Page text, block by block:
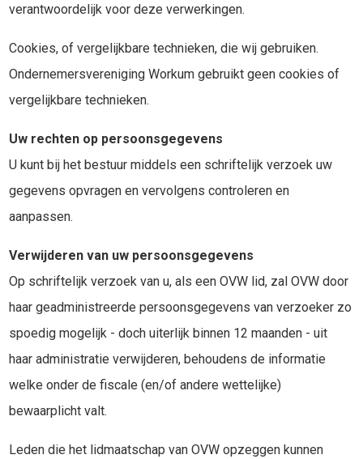
verantwoordelijk voor deze verwerkingen.
Cookies, of vergelijkbare technieken, die wij gebruiken.
Ondernemersvereniging Workum gebruikt geen cookies of
vergelijkbare technieken.
Uw rechten op persoonsgegevens
U kunt bij het bestuur middels een schriftelijk verzoek uw
gegevens opvragen en vervolgens controleren en
aanpassen.
Verwijderen van uw persoonsgegevens
Op schriftelijk verzoek van u, als een OVW lid, zal OVW door
haar geadministreerde persoonsgegevens van verzoeker zo
spoedig mogelijk - doch uiterlijk binnen 12 maanden - uit
haar administratie verwijderen, behoudens de informatie
welke onder de fiscale (en/of andere wettelijke)
bewaarplicht valt.
Leden die het lidmaatschap van OVW opzeggen kunnen